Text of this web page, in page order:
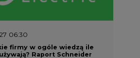
06:30
firmy w ogóle wiedzą ile
Raport Schneider